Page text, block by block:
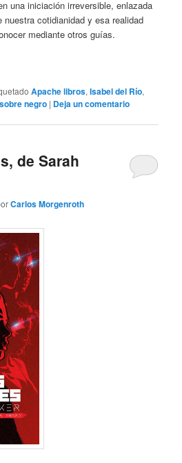
una iniciación irreversible, enlazada
cotidianidad y esa realidad
mediante otros guías.
Apache libros,Isabel del Río,
negro | Deja un comentario
de Sarah
Carlos Morgenroth